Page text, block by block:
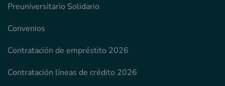
Preuniversitario Solidario
Convenios
Contratación de empréstito 2026
Contratación líneas de crédito 2026